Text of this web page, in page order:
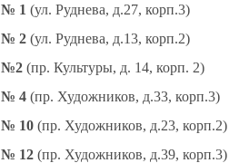
№ 1 (ул. Руднева, д.27, корп.3)
№ 2 (ул. Руднева, д.13, корп.2)
№2 (пр. Культуры, д. 14, корп. 2)
№ 4 (пр. Художников, д.33, корп.3)
№ 10 (пр. Художников, д.23, корп.2)
№ 12 (пр. Художников, д.39, корп.3)